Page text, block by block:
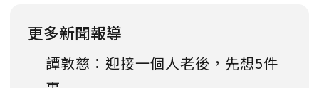
更多新聞報導
譚敦慈：迎接一個人老後，先想5件